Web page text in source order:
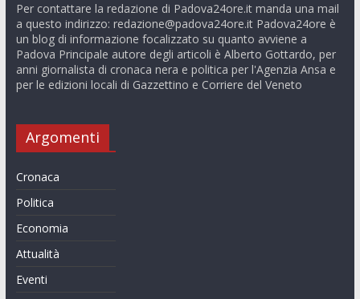
Per contattare la redazione di Padova24ore.it manda una mail
a questo indirizzo: redazione@padova24ore.itPadova24ore è
un blog di informazione focalizzato su quanto avviene a
Padova Principale autore degli articoli è Alberto Gottardo, per
anni giornalista di cronaca nera e politica per l'Agenzia Ansa e
per le edizioni locali di Gazzettino e Corriere del Veneto
Argomenti
Cronaca
Politica
Economia
Attualità
Eventi